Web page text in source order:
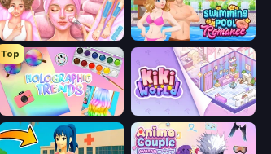
BFF Makeover - Spa & Dress Up Swimming Pool Romance
Top
Holographic Trends KiKi World